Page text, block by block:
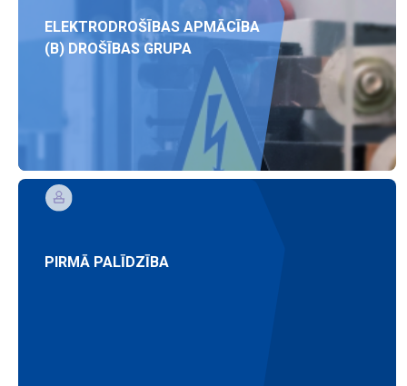
ELEKTRODROŠĪBAS APMĀCĪBA
(B) DROŠĪBAS GRUPA
PIRMĀ PALĪDZĪBA